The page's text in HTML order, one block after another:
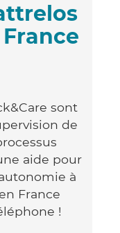
sont
de
aide pour
à
France
!